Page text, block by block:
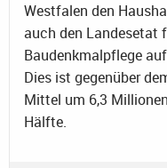
Westfalen den
auch den Landesetat
Baudenkmalpflege
Dies ist gegenüber
Mittel um 6,3
Hälfte.